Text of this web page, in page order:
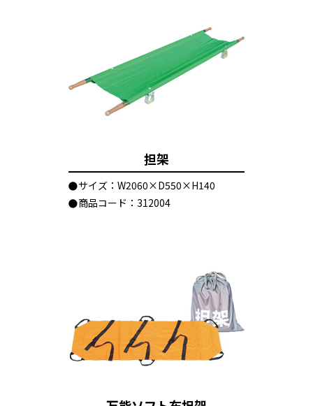
担架
サイズ：W2060×D550×H140
商品コード：312004